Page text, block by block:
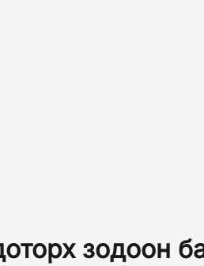
зодоон